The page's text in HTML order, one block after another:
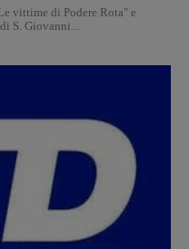
vittime di Podere Rota" e
S. Giovanni...